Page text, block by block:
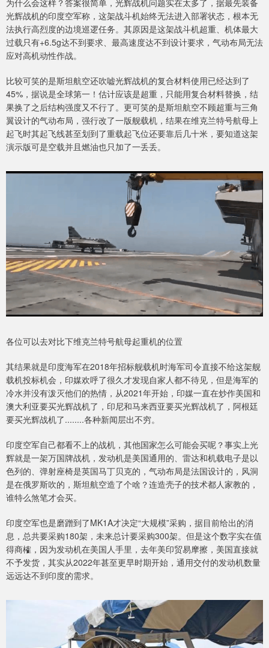
为什么会这样？答案很简单，光辉战机问题实在太多了，据最先装备
光辉战机的印度空军称，这架战斗机始终无法进入部署状态，根本无
法执行高烈度的边境巡逻任务。其原因是这架战斗机超重、机体最大
过载只有+6.5g达不到要求、最高速度达不到设计要求，气动布局无法
应对高机动性作战。
比较可笑的是斯坦航空还吹嘘光辉战机的复合材料使用已经达到了
45%，据说是全球第一！估计应该是超重，只能用复合材料替换，结
果换了之后结构强度又不行了。更可笑的是斯坦航空不顾超重与三角
翼设计的气动布局，强行改了一版舰载机，结果在维克兰特号航母上
起飞时其起飞线甚至划到了重载起飞位还要靠后几十米，要知道这架
演示版可是空载并且燃油也只加了一丢丢。
各位可以去对比下维克兰特号航母起重机的位置
其结果就是印度海军在2018年招标舰载机时海军司令直接不给这架舰
载机投标机会，印媒欢呼了很久才发现自家人都不待见，但是海军的
冷水并没有泼灭他们的热情，从2021年开始，印媒一直在炒作美国和
澳大利亚要买光辉战机了，印尼和马来西亚要买光辉战机了，阿根廷
要买光辉战机了........各种新闻层出不穷。
印度空军自己都看不上的战机，其他国家怎么可能会买呢？事实上光
辉就是一架万国牌战机，发动机是美国通用的、雷达和机载电子是以
色列的、弹射座椅是英国马丁贝克的，气动布局是法国设计的，风洞
是在俄罗斯吹的，斯坦航空造了个啥？连造壳子的技术都人家教的，
谁特么煞笔才会买。
印度空军也是磨蹭到了MK1A才决定“大规模”采购，据目前给出的消
息，总共要采购180架，未来总计要采购300架。但是这个数字实在值
得商榷，因为发动机在美国人手里，去年美印贸易摩擦，美国直接就
不予发货，其实从2022年甚至更早时期开始，通用交付的发动机数量
远远达不到印度的需求。